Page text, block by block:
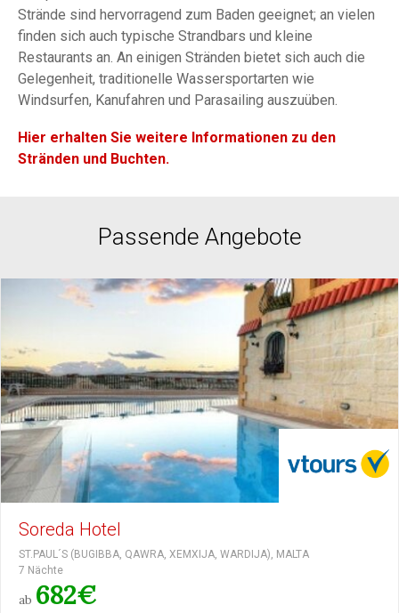
Strände sind hervorragend zum Baden geeignet; an vielen
finden sich auch typische Strandbars und kleine
Restaurants an. An einigen Stränden bietet sich auch die
Gelegenheit, traditionelle Wassersportarten wie
Windsurfen, Kanufahren und Parasailing auszuüben.
Hier erhalten Sie weitere Informationen zu den
Stränden und Buchten.
Passende Angebote
Soreda Hotel
ST.PAUL´S (BUGIBBA, QAWRA, XEMXIJA, WARDIJA), MALTA
7 Nächte
ab 682€